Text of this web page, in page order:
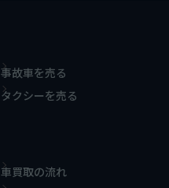
事故車を売る
タクシーを売る
車買取の流れ